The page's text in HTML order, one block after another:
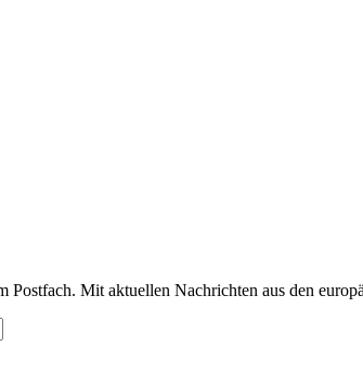
Mit aktuellen Nachrichten aus den